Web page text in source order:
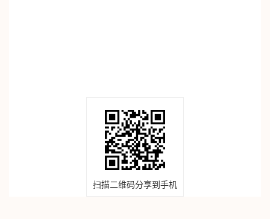
扫描二维码分享到手机